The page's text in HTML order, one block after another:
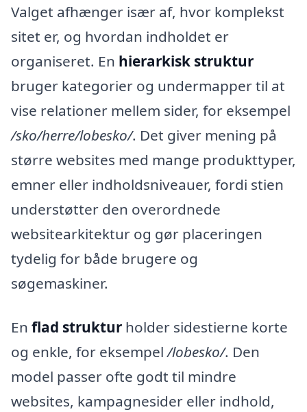
Valget afhænger især af, hvor komplekst
sitet er, og hvordan indholdet er
organiseret. En hierarkisk struktur
bruger kategorier og undermapper til at
vise relationer mellem sider, for eksempel
/sko/herre/lobesko/. Det giver mening på
større websites med mange produkttyper,
emner eller indholdsniveauer, fordi stien
understøtter den overordnede
websitearkitektur og gør placeringen
tydelig for både brugere og
søgemaskiner.
En flad struktur holder sidestierne korte
og enkle, for eksempel/lobesko/. Den
model passer ofte godt til mindre
websites, kampagnesider eller indhold,